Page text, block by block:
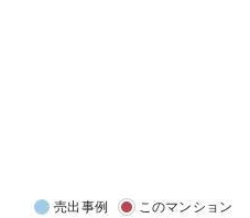
売出事例 このマンション